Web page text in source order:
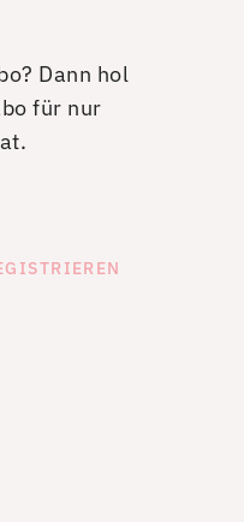
Dann hol
für nur